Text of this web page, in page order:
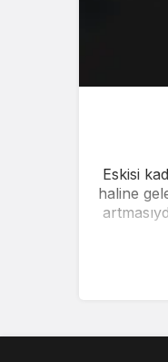
Eskisi
haline